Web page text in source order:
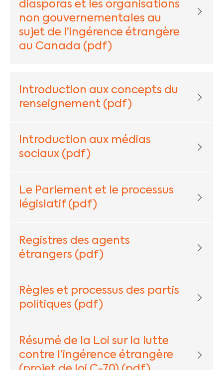
diasporas et les organisations
non gouvernementales au
sujet de l’ingérence étrangère
au Canada (pdf)
Introduction aux concepts du
renseignement (pdf)
Introduction aux médias
sociaux (pdf)
Le Parlement et le processus
législatif (pdf)
Registres des agents
étrangers (pdf)
Règles et processus des partis
politiques (pdf)
Résumé de la Loi sur la lutte
contre l’ingérence étrangère